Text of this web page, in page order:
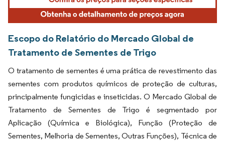
Escopo do Relatório do Mercado Global de
Tratamento de Sementes de Trigo
O tratamento de sementes é uma prática de revestimento das
sementes com produtos químicos de proteção de culturas,
principalmente fungicidas e inseticidas. O Mercado Global de
Tratamento de Sementes de Trigo é segmentado por
Aplicação (Química e Biológica), Função (Proteção de
Sementes, Melhoria de Sementes, Outras Funções), Técnica de